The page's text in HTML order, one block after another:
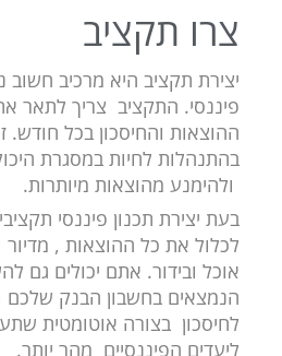
צרו תקציב
יצירת תקציב היא מרכיב חשוב
פיננסי. התקציב צריך לתאר
ההוצאות והחיסכון בכל חודש.
בהתנהלות לחיות במסגרת
ולהימנע מהוצאות מיותרות.
בעת יצירת תכנון פיננסי
לכלול את כל ההוצאות , מדיור
אוכל ובידור. אתם יכולים גם
הנמצאים בחשבון הבנק שלכם
לחיסכון בצורה אוטומטית
ליעדים הפיננסיים מהר יותר.